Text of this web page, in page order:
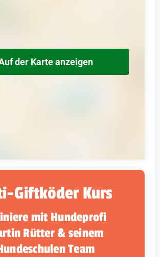
der Karte anzeigen
Giftköder Kurs
mit Hundeprofi
Rütter & seinem
Team